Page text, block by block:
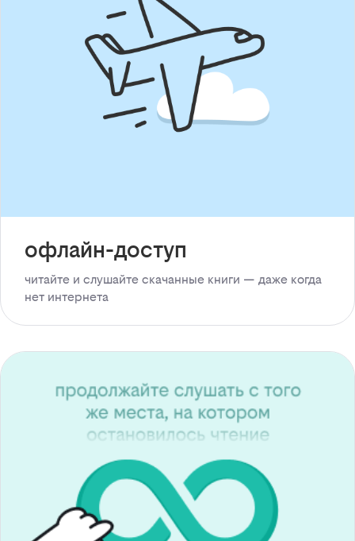
офлайн-доступ
читайте и слушайте скачанные книги — даже когда
нет интернета